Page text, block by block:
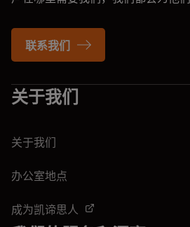
联系我们
关于我们
关于我们
办公室地点
成为凯谛思人